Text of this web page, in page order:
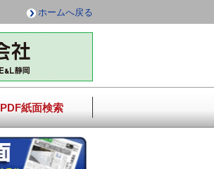
ホームへ戻る
PDF紙面検索